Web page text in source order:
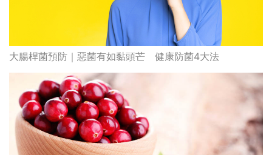
大腸桿菌預防｜惡菌有如黏頭芒 健康防菌4大法